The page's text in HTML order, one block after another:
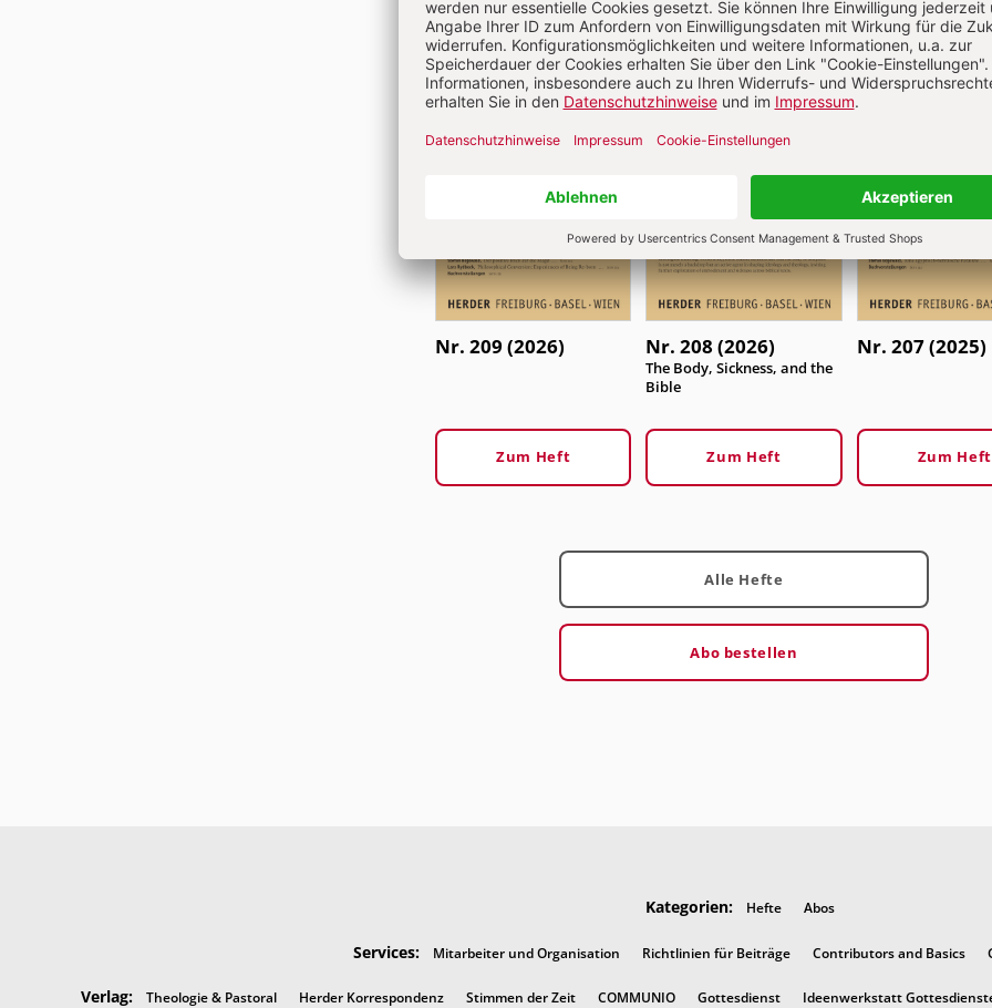
Nr. 209 (2026)
Zum Heft
Nr. 208 (2026)
:
The Body, Sickness, and the
Bible
Zum Heft
Nr. 207 (2025)
Zum Heft
Alle Hefte
Abo bestellen
Kategorien: Hefte Abos
Services: Mitarbeiter und Organisation Richtlinien für Beiträge Contributors and Basics
Verlag: Theologie & Pastoral Herder Korrespondenz Stimmen der Zeit COMMUNIO Gottesdienst Ideenwerkstatt